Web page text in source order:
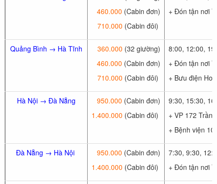
460.000 (Cabin đơn)
710.000 (Cabin đôi)
+ Đón tận nơi
Quảng Bình → Hà Tĩnh 360.000 (32 giường)
460.000 (Cabin đơn)
710.000 (Cabin đôi)
8:00, 12:00,
+ Đón tận nơi
+ Bưu điện
Hà Nội → Đà Nẵng 950.000 (Cabin đơn)
1.400.000 (Cabin đôi)
9:30, 15:30,
+ VP 172 Trần
+ Bệnh viện
Đà Nẵng → Hà Nội 950.000 (Cabin đơn)
1.400.000 (Cabin đôi)
7:30, 9:30,
+ Đón tận nơi